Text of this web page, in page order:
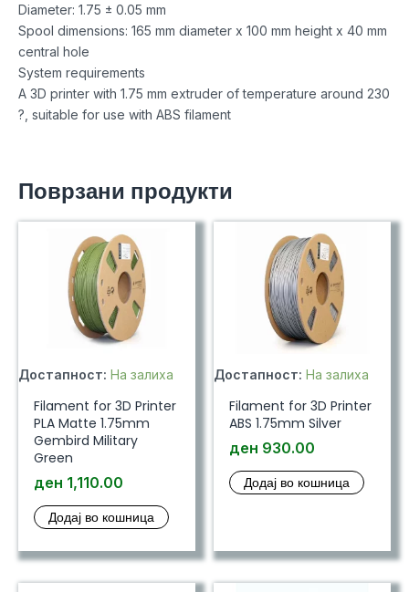
Diameter: 1.75 ± 0.05 mm
Spool dimensions: 165 mm diameter x 100 mm height x 40 mm
central hole
System requirements
A 3D printer with 1.75 mm extruder of temperature around 230
?, suitable for use with ABS filament
Поврзани продукти
Достапност: На залиха
Filament for 3D Printer
PLA Matte 1.75mm
Gembird Military
Green
ден 1,110.00
Додај во кошница
Достапност: На залиха
Filament for 3D Printer
ABS 1.75mm Silver
ден 930.00
Додај во кошница